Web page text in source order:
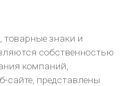
товарные знаки и
собственностью
компаний,
сайте, представлены